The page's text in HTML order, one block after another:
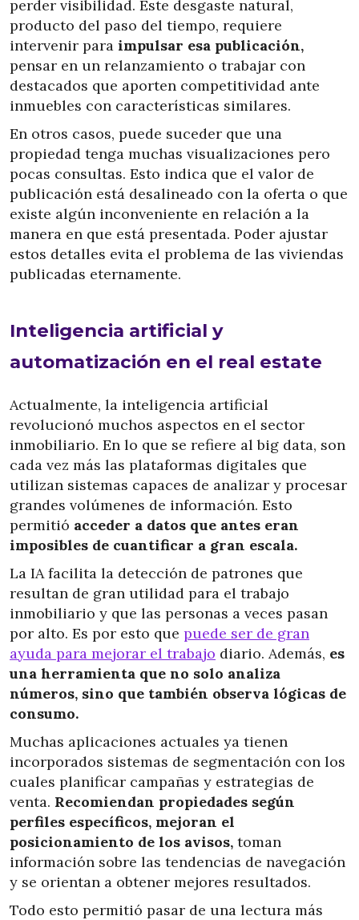
perder visibilidad. Este desgaste natural,
producto del paso del tiempo, requiere
intervenir para impulsar esa publicación,
pensar en un relanzamiento o trabajar con
destacados que aporten competitividad ante
inmuebles con características similares.
En otros casos, puede suceder que una
propiedad tenga muchas visualizaciones pero
pocas consultas. Esto indica que el valor de
publicación está desalineado con la oferta o que
existe algún inconveniente en relación a la
manera en que está presentada. Poder ajustar
estos detalles evita el problema de las viviendas
publicadas eternamente.
Inteligencia artificial y
automatización en el real estate
Actualmente, la inteligencia artificial
revolucionó muchos aspectos en el sector
inmobiliario. En lo que se refiere al big data, son
cada vez más las plataformas digitales que
utilizan sistemas capaces de analizar y procesar
grandes volúmenes de información. Esto
permitió acceder a datos que antes eran
imposibles de cuantificar a gran escala.
La IA facilita la detección de patrones que
resultan de gran utilidad para el trabajo
inmobiliario y que las personas a veces pasan
por alto. Es por esto que puede ser de gran
ayuda para mejorar el trabajo diario. Además, es
una herramienta que no solo analiza
números, sino que también observa lógicas de
consumo.
Muchas aplicaciones actuales ya tienen
incorporados sistemas de segmentación con los
cuales planificar campañas y estrategias de
venta. Recomiendan propiedades según
perfiles específicos, mejoran el
posicionamiento de los avisos, toman
información sobre las tendencias de navegación
y se orientan a obtener mejores resultados.
Todo esto permitió pasar de una lectura más